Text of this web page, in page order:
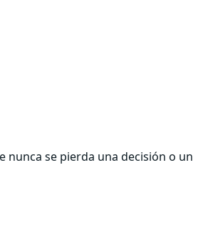
nunca se pierda una decisión o un